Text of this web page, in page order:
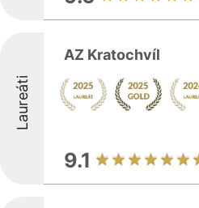
Laureáti
AZ Kratochvíl
9.1